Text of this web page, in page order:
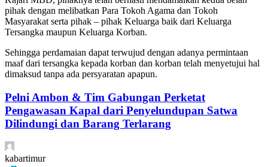
pihak dengan melibatkan Para Tokoh Agama dan Tokoh
Masyarakat serta pihak – pihak Keluarga baik dari Keluarga
Tersangka maupun Keluarga Korban.
Sehingga perdamaian dapat terwujud dengan adanya permintaan
maaf dari tersangka kepada korban dan korban telah menyetujui hal
dimaksud tanpa ada persyaratan apapun.
Pelni Ambon & Tim Gabungan Perketat
Pengawasan Kapal dari Penyelundupan Satwa
Dilindungi dan Barang Terlarang
kabartimur